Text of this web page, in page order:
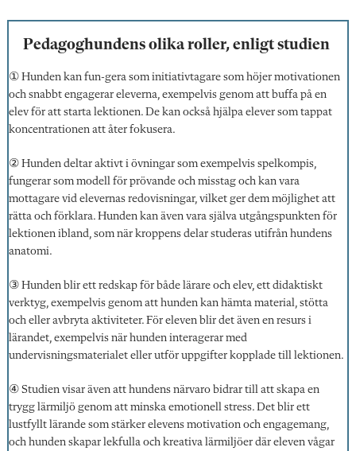
Pedagoghundens olika roller, enligt studien
① Hunden kan fun-gera som initiativtagare som höjer motivationen
och snabbt engagerar eleverna, exempelvis genom att buffa på en
elev för att starta lektionen. De kan också hjälpa elever som tappat
koncentrationen att åter fokusera.
② Hunden deltar aktivt i övningar som exempelvis spelkompis,
fungerar som modell för prövande och misstag och kan vara
mottagare vid elevernas redovisningar, vilket ger dem möjlighet att
rätta och förklara. Hunden kan även vara själva utgångspunkten för
lektionen ibland, som när kroppens delar studeras utifrån hundens
anatomi.
③ Hunden blir ett redskap för både lärare och elev, ett didaktiskt
verktyg, exempelvis genom att hunden kan hämta material, stötta
och eller avbryta aktiviteter. För eleven blir det även en resurs i
lärandet, exempelvis när hunden interagerar med
undervisningsmaterialet eller utför uppgifter kopplade till lektionen.
④ Studien visar även att hundens närvaro bidrar till att skapa en
trygg lärmiljö genom att minska emotionell stress. Det blir ett
lustfyllt lärande som stärker elevens motivation och engagemang,
och hunden skapar lekfulla och kreativa lärmiljöer där eleven vågar